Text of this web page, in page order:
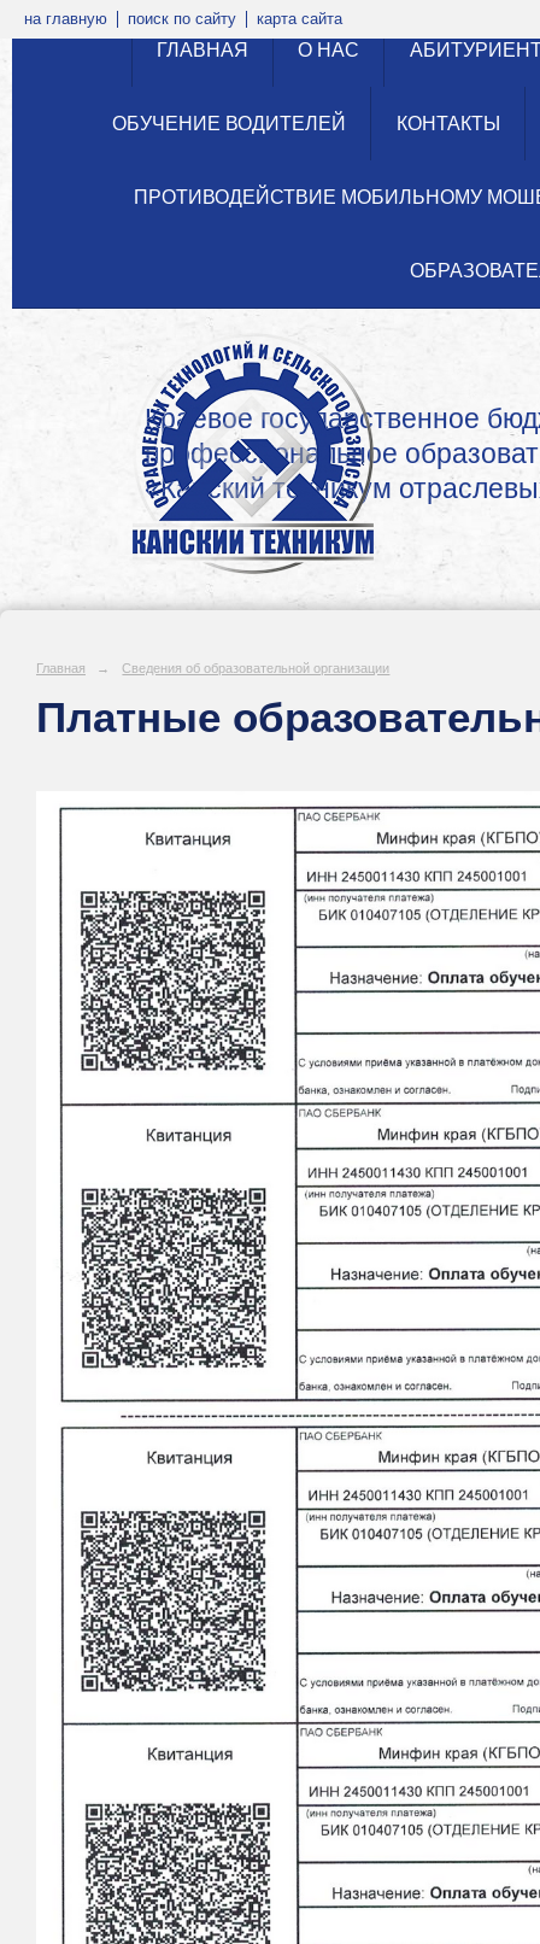
на главную поиск по сайту карта сайта
ГЛАВНАЯ О НАС
ОБУЧЕНИЕ ВОДИТЕЛЕЙ КОНТАКТЫ
ПРОТИВОДЕЙСТВИЕ МОБИЛЬНОМУ
Краевое государственное
профессиональное
«Канский техникум
Главная → Сведения об образовательной организации
Платные